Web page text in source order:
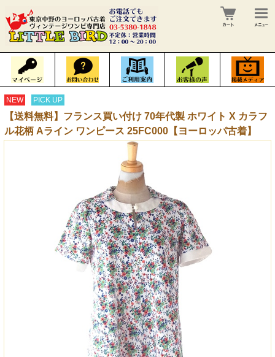
NEW PICK UP
【送料無料】フランス買い付け 70年代製 ホワイト X カラフ
ル花柄 Aライン ワンピース 25FC000【ヨーロッパ古着】